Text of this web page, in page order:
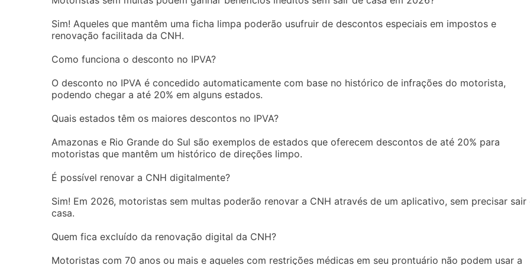
Sim! Aqueles que mantêm uma ficha limpa poderão usufruir de descontos especiais em impostos e
renovação facilitada da CNH.
Como funciona o desconto no IPVA?
O desconto no IPVA é concedido automaticamente com base no histórico de infrações do motorista,
podendo chegar a até 20% em alguns estados.
Quais estados têm os maiores descontos no IPVA?
Amazonas e Rio Grande do Sul são exemplos de estados que oferecem descontos de até 20% para
motoristas que mantêm um histórico de direções limpo.
É possível renovar a CNH digitalmente?
Sim! Em 2026, motoristas sem multas poderão renovar a CNH através de um aplicativo, sem precisar sair
casa.
Quem fica excluído da renovação digital da CNH?
Motoristas com 70 anos ou mais e aqueles com restrições médicas em seu prontuário não podem usar a